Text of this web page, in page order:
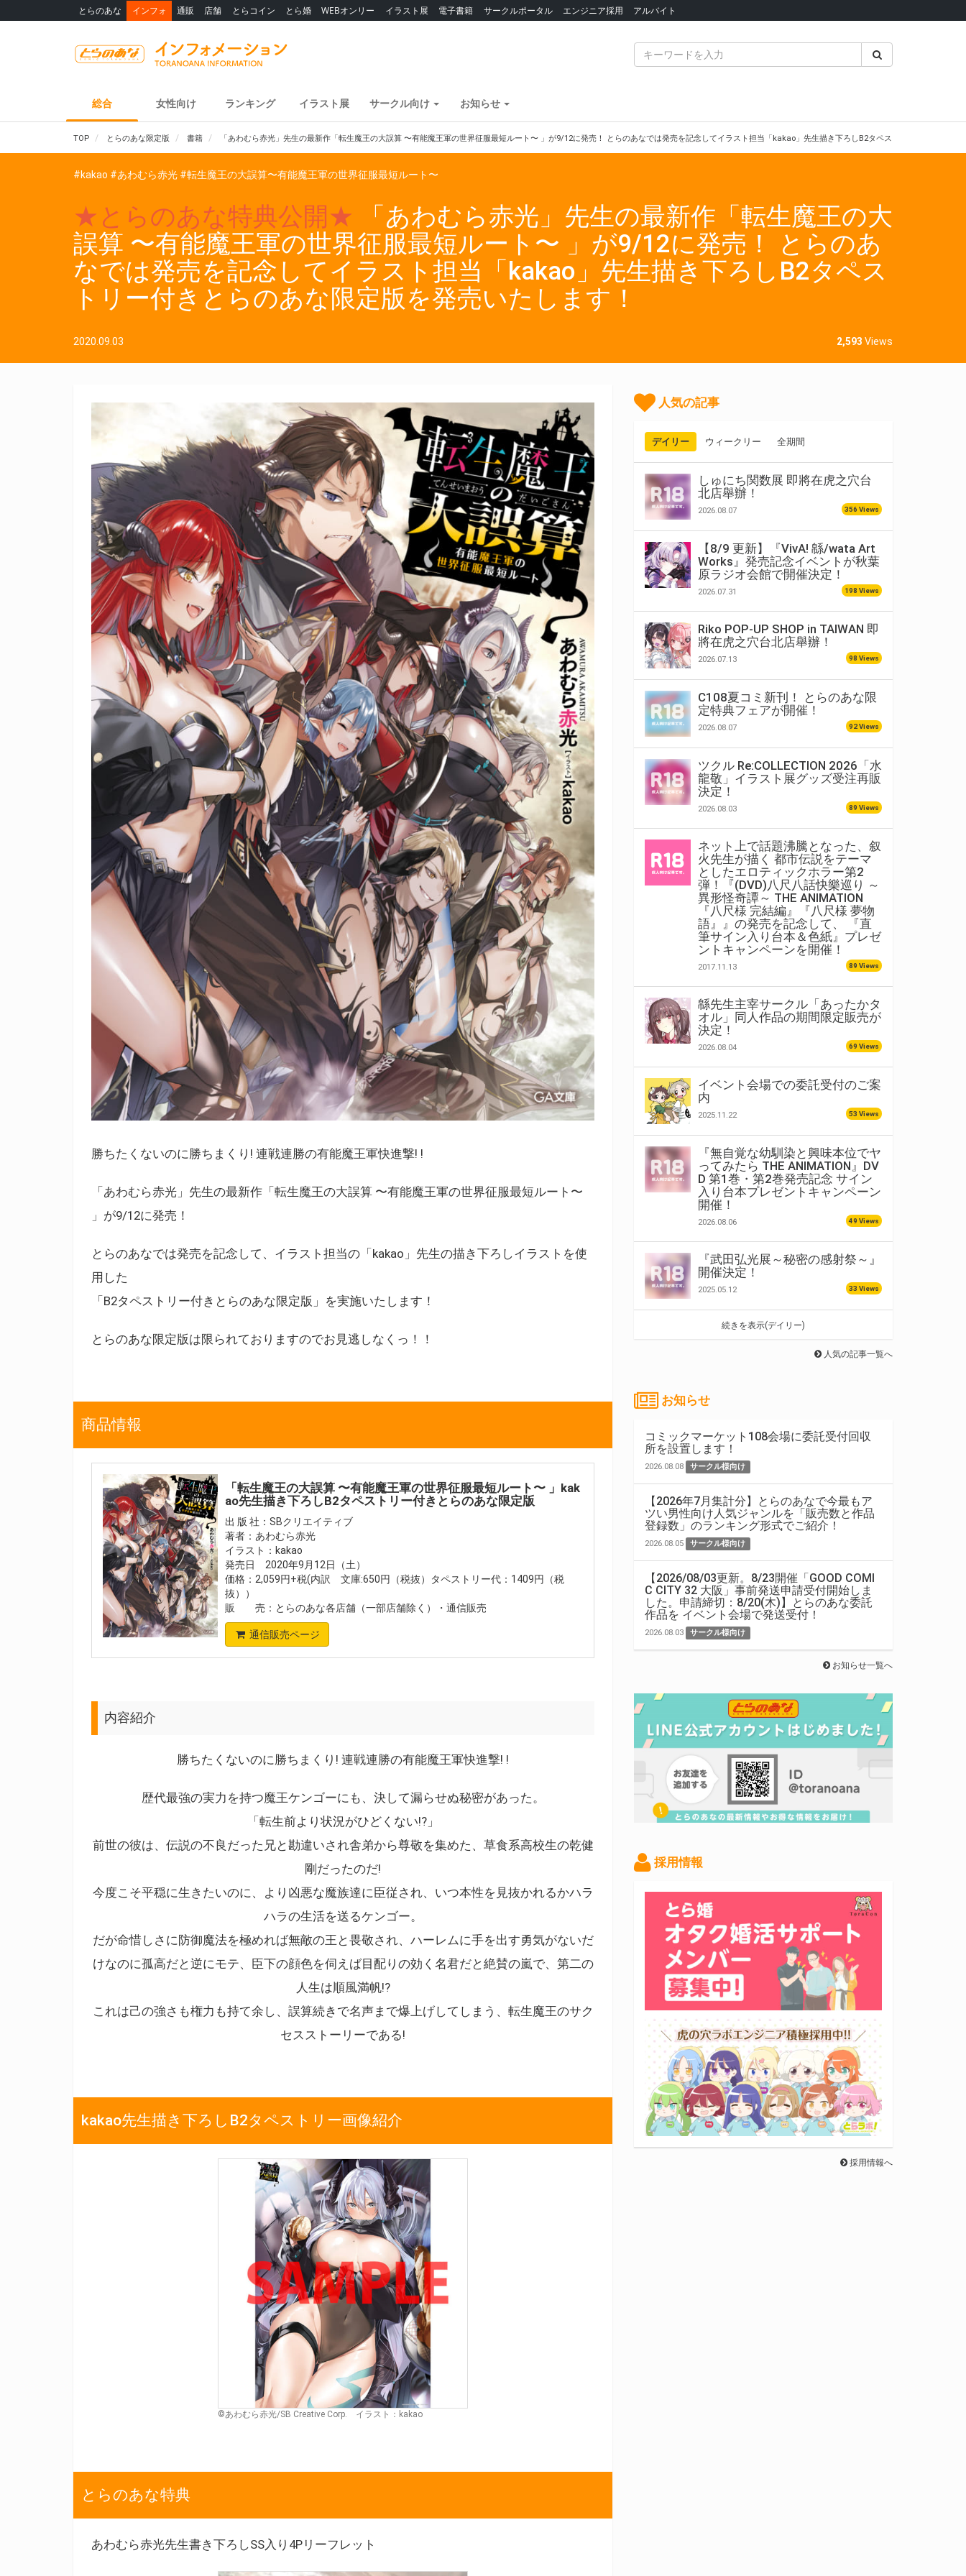
とらのあな インフォ 通販 店舗 とらコイン とら婚 WEBオンリー イラスト展 電子書籍 サークルポータル エンジニア採用 アルバイト
総合 女性向け ランキング イラスト展 サークル向け お知らせ
TOP とらのあな限定版 書籍 「あわむら赤光」先生の最新作「転生魔王の大誤算 〜有能魔王軍の世界征服最短ルート〜 」が9/12に発売！ とらのあなでは発売を記念してイラスト担当「kakao」先生描き下ろしB2タペストリー付きとらの
#kakao #あわむら赤光 #転生魔王の大誤算〜有能魔王軍の世界征服最短ルート〜
★とらのあな特典公開★ 「あわむら赤光」先生の最新作「転生魔王の大
誤算 〜有能魔王軍の世界征服最短ルート〜 」が9/12に発売！ とらのあ
なでは発売を記念してイラスト担当「kakao」先生描き下ろしB2タペス
トリー付きとらのあな限定版を発売いたします！
2020.09.03 2,593 Views
勝ちたくないのに勝ちまくり! 連戦連勝の有能魔王軍快進撃! !
「あわむら赤光」先生の最新作「転生魔王の大誤算 〜有能魔王軍の世界征服最短ルート〜
」が9/12に発売！
とらのあなでは発売を記念して、イラスト担当の「kakao」先生の描き下ろしイラストを使
用した
「B2タペストリー付きとらのあな限定版」を実施いたします！
とらのあな限定版は限られておりますのでお見逃しなくっ！！
商品情報
「転生魔王の大誤算 〜有能魔王軍の世界征服最短ルート〜 」kak
ao先生描き下ろしB2タペストリー付きとらのあな限定版
出 版 社：SBクリエイティブ
著者：あわむら赤光
イラスト：kakao
発売日 2020年9月12日（土）
価格：2,059円+税(内訳 文庫:650円（税抜）タペストリー代：1409円（税
抜））
販 売：とらのあな各店舗（一部店舗除く）・通信販売
通信販売ページ
内容紹介
勝ちたくないのに勝ちまくり! 連戦連勝の有能魔王軍快進撃! !
歴代最強の実力を持つ魔王ケンゴーにも、決して漏らせぬ秘密があった。
「転生前より状況がひどくない!?」
前世の彼は、伝説の不良だった兄と勘違いされ舎弟から尊敬を集めた、草食系高校生の乾健
剛だったのだ!
今度こそ平穏に生きたいのに、より凶悪な魔族達に臣従され、いつ本性を見抜かれるかハラ
ハラの生活を送るケンゴー。
だが命惜しさに防御魔法を極めれば無敵の王と畏敬され、ハーレムに手を出す勇気がないだ
けなのに孤高だと逆にモテ、臣下の顔色を伺えば目配りの効く名君だと絶賛の嵐で、第二の
人生は順風満帆!?
これは己の強さも権力も持て余し、誤算続きで名声まで爆上げしてしまう、転生魔王のサク
セスストーリーである!
kakao先生描き下ろしB2タペストリー画像紹介
©あわむら赤光/SB Creative Corp. イラスト：kakao
とらのあな特典
あわむら赤光先生書き下ろしSS入り4Pリーフレット
人気の記事
デイリー ウィークリー 全期間
しゅにち関数展 即將在虎之穴台
北店舉辦！
2026.08.07 356 Views
【8/9 更新】『VivA! 緜/wata Art
Works』発売記念イベントが秋葉
原ラジオ会館で開催決定！
2026.07.31 198 Views
Riko POP-UP SHOP in TAIWAN 即
將在虎之穴台北店舉辦！
2026.07.13 98 Views
C108夏コミ新刊！ とらのあな限
定特典フェアが開催！
2026.08.07 92 Views
ツクル Re:COLLECTION 2026「水
龍敬」イラスト展グッズ受注再販
決定！
2026.08.03 89 Views
ネット上で話題沸騰となった、叙
火先生が描く 都市伝説をテーマ
としたエロティックホラー第2
弾！『(DVD)八尺八話快樂巡り ～
異形怪奇譚～ THE ANIMATION
『八尺様 完結編』『八尺様 夢物
語』』の発売を記念して、 『直
筆サイン入り台本＆色紙』プレゼ
ントキャンペーンを開催！
2017.11.13 89 Views
緜先生主宰サークル「あったかタ
オル」同人作品の期間限定販売が
決定！
2026.08.04 69 Views
イベント会場での委託受付のご案
内
2025.11.22 53 Views
『無自覚な幼馴染と興味本位でヤ
ってみたら THE ANIMATION』DV
D 第1巻・第2巻発売記念 サイン
入り台本プレゼントキャンペーン
開催！
2026.08.06 49 Views
『武田弘光展～秘密の感射祭～』
開催決定！
2025.05.12 33 Views
続きを表示(デイリー)
人気の記事一覧へ
お知らせ
コミックマーケット108会場に委託受付回収
所を設置します！
2026.08.08 サークル様向け
【2026年7月集計分】とらのあなで今最もア
ツい男性向け人気ジャンルを「販売数と作品
登録数」のランキング形式でご紹介！
2026.08.05 サークル様向け
【2026/08/03更新。8/23開催「GOOD COMI
C CITY 32 大阪」事前発送申請受付開始しま
した。申請締切：8/20(木)】とらのあな委託
作品を イベント会場で発送受付！
2026.08.03 サークル様向け
お知らせ一覧へ
採用情報
採用情報へ